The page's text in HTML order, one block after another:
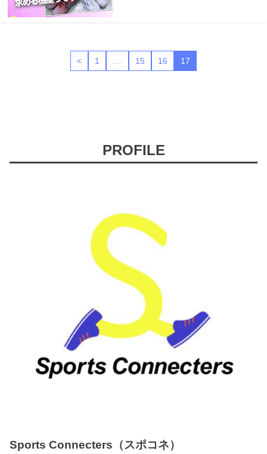
< 1 15 16 17
PROFILE
Sports Connecters（スポコネ）